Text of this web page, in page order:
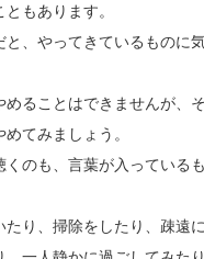
もあります。
、やってきているものに
ることはできませんが、
てみましょう。
のも、言葉が入っている
り、掃除をしたり、疎遠